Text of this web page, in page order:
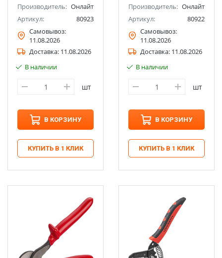
Производитель: Онлайт
Артикул:
80923
Самовывоз:
11.08.2026
Доставка: 11.08.2026
В наличии
шт
В КОРЗИНУ
КУПИТЬ В 1 КЛИК
Производитель: Онлайт
Артикул:
80922
Самовывоз:
11.08.2026
Доставка: 11.08.2026
В наличии
шт
В КОРЗИНУ
КУПИТЬ В 1 КЛИК